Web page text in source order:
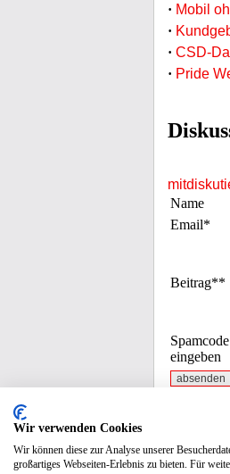
· Mobil
·
· CSD-
· Pride
Name
Email*
Beitrag**
Spamcode
eingeben
Wir verwenden Cookies
Wir können diese zur Analyse unserer
großartiges Webseiten-Erlebnis zu bieten. Für